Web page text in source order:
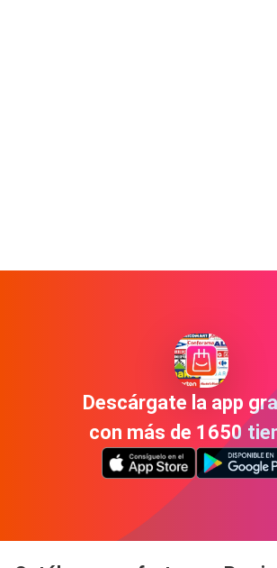
Descárgate la app
con más de 1650